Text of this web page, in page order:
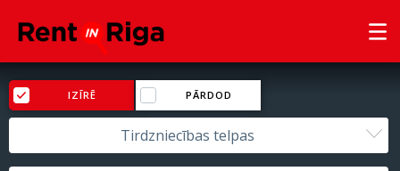
IZĪRĒ PĀRDOD
Tirdzniecības telpas